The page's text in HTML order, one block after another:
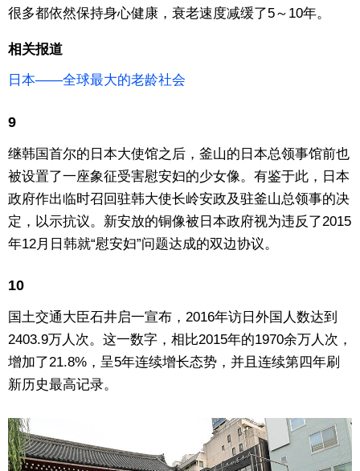
编辑部通知
很多都依然保持身心健康，衰老速度减缓了5～10年。
相关报道
日本——全球最大的老龄社会
9
继韩国首尔的日本大使馆之后，釜山的日本总领事馆前也
被设置了一座象征受害慰安妇的少女像。有鉴于此，日本
政府作出临时召回驻韩大使长岭安政及驻釜山总领事的决
定，以示抗议。新安放的铜像被日本政府视为违反了2015
年12月日韩就“慰安妇”问题达成的双边协议。
10
国土交通大臣石井启一宣布，2016年访日外国人数达到
2403.9万人次。这一数字，相比2015年的1970余万人次，
增加了21.8%，呈5年连续增长态势，并且连续第四年刷
新历史最高记录。